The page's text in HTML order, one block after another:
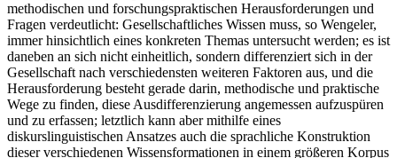
methodischen und forschungspraktischen Herausforderungen und
Fragen verdeutlicht: Gesellschaftliches Wissen muss, so Wengeler,
immer hinsichtlich eines konkreten Themas untersucht werden; es ist
daneben an sich nicht einheitlich, sondern differenziert sich in der
Gesellschaft nach verschiedensten weiteren Faktoren aus, und die
Herausforderung besteht gerade darin, methodische und praktische
Wege zu finden, diese Ausdifferenzierung angemessen aufzuspüren
und zu erfassen; letztlich kann aber mithilfe eines
diskurslinguistischen Ansatzes auch die sprachliche Konstruktion
dieser verschiedenen Wissensformationen in einem größeren Korpus